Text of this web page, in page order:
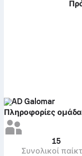
AD Galomar
Πληροφορίες
15
Συνολικοί